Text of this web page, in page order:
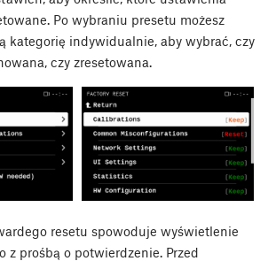
Po wybraniu presetu możesz
kategorię indywidualnie, aby wybrać, czy
czy zresetowana.
resetu spowoduje wyświetlenie
z prośbą o potwierdzenie. Przed